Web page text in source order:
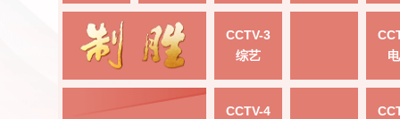
CCTV-3
综艺
CCTV-4